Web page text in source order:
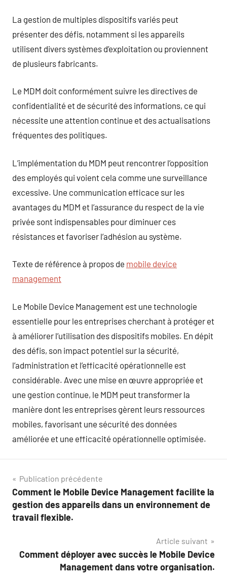
La gestion de multiples dispositifs variés peut
présenter des défis, notamment si les appareils
utilisent divers systèmes d’exploitation ou proviennent
de plusieurs fabricants.
Le MDM doit conformément suivre les directives de
confidentialité et de sécurité des informations, ce qui
nécessite une attention continue et des actualisations
fréquentes des politiques.
L’implémentation du MDM peut rencontrer l’opposition
des employés qui voient cela comme une surveillance
excessive. Une communication efficace sur les
avantages du MDM et l’assurance du respect de la vie
privée sont indispensables pour diminuer ces
résistances et favoriser l’adhésion au système.
Texte de référence à propos de mobile device
management
Le Mobile Device Management est une technologie
essentielle pour les entreprises cherchant à protéger et
à améliorer l’utilisation des dispositifs mobiles. En dépit
des défis, son impact potentiel sur la sécurité,
l’administration et l’efficacité opérationnelle est
considérable. Avec une mise en œuvre appropriée et
une gestion continue, le MDM peut transformer la
manière dont les entreprises gèrent leurs ressources
mobiles, favorisant une sécurité des données
améliorée et une efficacité opérationnelle optimisée.
Navigation
de
l’article
Publication précédente
Comment le Mobile Device Management facilite la
gestion des appareils dans un environnement de
travail flexible.
Article suivant
Comment déployer avec succès le Mobile Device
Management dans votre organisation.